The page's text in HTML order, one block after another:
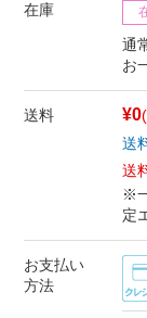
在庫
通
お
送料 ¥0
送
送
※
定
お支払い
方法